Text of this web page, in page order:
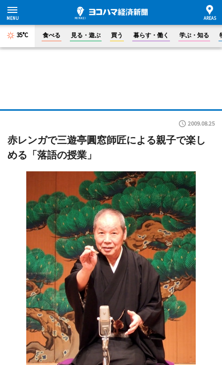
35°C 食べる 見る・遊ぶ 買う 暮らす・働く 学ぶ・知る
2009.08.25
赤レンガで三遊亭圓窓師匠による親子で楽し
める「落語の授業」